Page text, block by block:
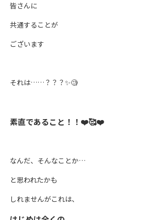
皆さんに
共通することが
ございます
それは……？？？✨🧐
素直であること！！❤️🥰❤️
なんだ、そんなことか…
と思われたかも
しれませんがこれは、